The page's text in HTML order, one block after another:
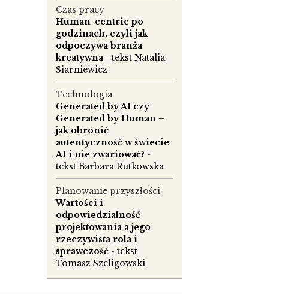
Czas pracy
Human-centric po
godzinach, czyli jak
odpoczywa branża
kreatywna - tekst Natalia
Siarniewicz
Technologia
Generated by AI czy
Generated by Human –
jak obronić
autentyczność w świecie
AI i nie zwariować? -
tekst Barbara Rutkowska
Planowanie przyszłości
Wartości i
odpowiedzialność
projektowania a jego
rzeczywista rola i
sprawczość - tekst
Tomasz Szeligowski